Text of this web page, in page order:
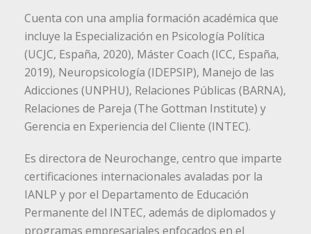
Cuenta con una amplia formación académica que
incluye la Especialización en Psicología Política
(UCJC, España, 2020), Máster Coach (ICC, España,
2019), Neuropsicología (IDEPSIP), Manejo de las
Adicciones (UNPHU), Relaciones Públicas (BARNA),
Relaciones de Pareja (The Gottman Institute) y
Gerencia en Experiencia del Cliente (INTEC).
Es directora de Neurochange, centro que imparte
certificaciones internacionales avaladas por la
IANLP y por el Departamento de Educación
Permanente del INTEC, además de diplomados y
programas empresariales enfocados en el